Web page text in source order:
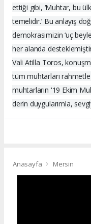
ettiği gibi, ‘Muhtar, bu
temelidir.’ Bu anlayış
demokrasimizin ‘uç
her alanda
Vali Atilla Toros,
tüm muhtarları
muhtarların '19 Ekim
derin duygularımla,
Anasayfa Mersin